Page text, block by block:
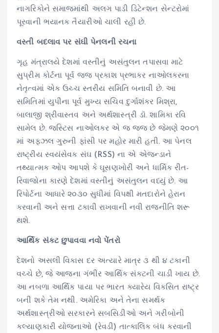
નાગરિકોને સમાજમાંથી અલગ પાડી ડિટેન્શન સેન્ટરોમાં
પૂરવાની ભયાનક તૈયારીઓ ચાલી રહી છે.
વસ્તી બદલાવ પર સંઘી પેનલની રચના
ગૃહ મંત્રાલયે દેશમાં વસ્તીનું અસંતુલન તપાસવા માટે
સુપ્રીમ કોર્ટના પૂર્વ જજ પ્રકાશ પ્રભાકર નાઓલકરના
નેતૃત્વમાં એક ઉચ્ચ સ્તરીય સમિતિ બનાવી છે. આ
સમિતિમાં યુપીના પૂર્વ મુખ્ય સચિવ દુર્ગાશંકર મિશ્રા,
બાલાજી શ્રીવાસ્તવ અને અર્થશાસ્ત્રી ડૉ. શામિકા રવિ
સામેલ છે. જસ્ટિસ નાઓલકર એ જ જજ છે જેમણે ૨૦૦૧
માં અફઝલ ગુરુની ફાંસી પર મહોર મારી હતી. આ પેનલ
રાષ્ટ્રીય સ્વયંસેવક સંઘ (RSS) ના એ એજન્ડાને
તથ્યાત્મક ઓપ આપશે કે ઘૂસણખોરી અને ધાર્મિક રીત-
રિવાજોના કારણે દેશમાં વસ્તીનું અસંતુલન વધ્યું છે. આ
રિપોર્ટના આધારે ૨૦૩૦ સુધીમાં વિપક્ષી મતદારોને હેરાન
કરવાની અને સત્તા ટકાવી રાખવાની નવી રાજનીતિ શરૂ
થશે.
આર્થિક સંકટ છુપાવવા નવો પેંતરો
દેશનો અસલી વિકાસ દર અત્યારે માત્ર ૩ થી ૪ ટકાની
વચ્ચે છે, જે આજના ગંભીર આર્થિક સંકટની ચાડી ખાય છે.
આ નબળા આર્થિક પાયા પર ભારત ક્યારેય વિકસિત રાષ્ટ્ર
બની શકે તેમ નથી. અમેરિકા અને તેના સમર્થક
અર્થશાસ્ત્રીઓ સરકારને સબસિડીઓ અને ગરીબોની
કલ્યાણકારી યોજનાઓ (રેવડી) તાત્કાલિક બંધ કરવાની